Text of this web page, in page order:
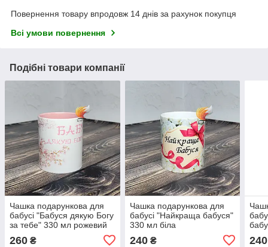
Повернення товару впродовж 14 днів за рахунок покупця
Всі умови повернення
Подібні товари компанії
Чашка подарункова для
бабусі "Бабуся дякую Богу
за тебе" 330 мл рожевий
260 ₴
Чашка подарункова для
бабусі "Найкраща бабуся"
330 мл біла
240₴ 240